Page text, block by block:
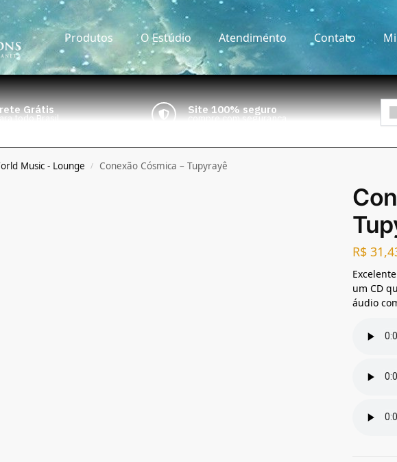
Produtos O Estúdio Atendimento Contato
Grátis
todo Brasil
Site 100% seguro
compre com segurança
Music - Lounge / Conexão Cósmica – Tupyrayê
R$
um CD
áudio